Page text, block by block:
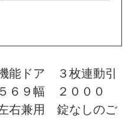
能ドア ３枚連動引
９幅 ２０００
右兼用 錠なしのご